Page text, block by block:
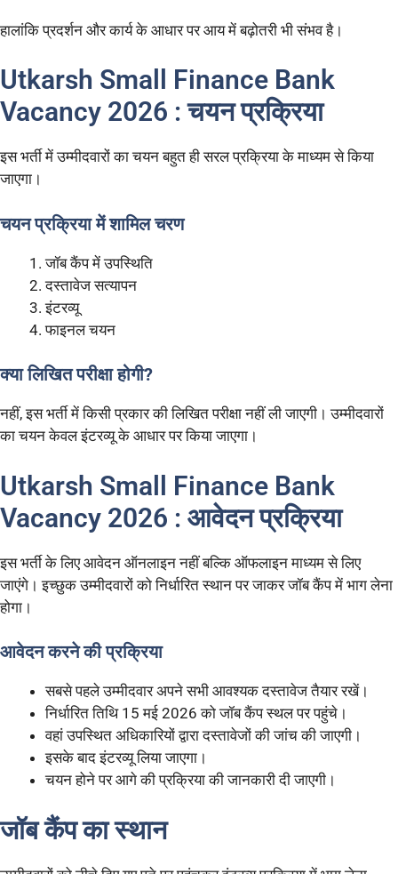
हालांकि प्रदर्शन और कार्य के आधार पर आय में बढ़ोतरी भी संभव है।
Utkarsh Small Finance Bank
Vacancy 2026 : चयन प्रक्रिया
इस भर्ती में उम्मीदवारों का चयन बहुत ही सरल प्रक्रिया के माध्यम से किया
जाएगा।
चयन प्रक्रिया में शामिल चरण
जॉब कैंप में उपस्थिति
दस्तावेज सत्यापन
इंटरव्यू
फाइनल चयन
क्या लिखित परीक्षा होगी?
नहीं, इस भर्ती में किसी प्रकार की लिखित परीक्षा नहीं ली जाएगी। उम्मीदवारों
का चयन केवल इंटरव्यू के आधार पर किया जाएगा।
Utkarsh Small Finance Bank
Vacancy 2026 : आवेदन प्रक्रिया
इस भर्ती के लिए आवेदन ऑनलाइन नहीं बल्कि ऑफलाइन माध्यम से लिए
जाएंगे। इच्छुक उम्मीदवारों को निर्धारित स्थान पर जाकर जॉब कैंप में भाग लेना
होगा।
आवेदन करने की प्रक्रिया
सबसे पहले उम्मीदवार अपने सभी आवश्यक दस्तावेज तैयार रखें।
निर्धारित तिथि 15 मई 2026 को जॉब कैंप स्थल पर पहुंचे।
वहां उपस्थित अधिकारियों द्वारा दस्तावेजों की जांच की जाएगी।
इसके बाद इंटरव्यू लिया जाएगा।
चयन होने पर आगे की प्रक्रिया की जानकारी दी जाएगी।
जॉब कैंप का स्थान